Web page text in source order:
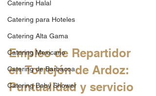
Catering Halal
Catering para Hoteles
Catering Alta Gama
Catering Mexicano
Catering de Barbacoa
Catering Baby Shower
Empleo de Repartidor
en Torrejón de Ardoz:
Puntualidad y servicio